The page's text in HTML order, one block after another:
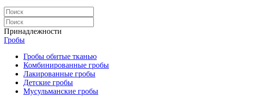
Принадлежности
Гробы
Гробы обитые тканью
Комбинированные гробы
Лакированные гробы
Детские гробы
Мусульманские гробы